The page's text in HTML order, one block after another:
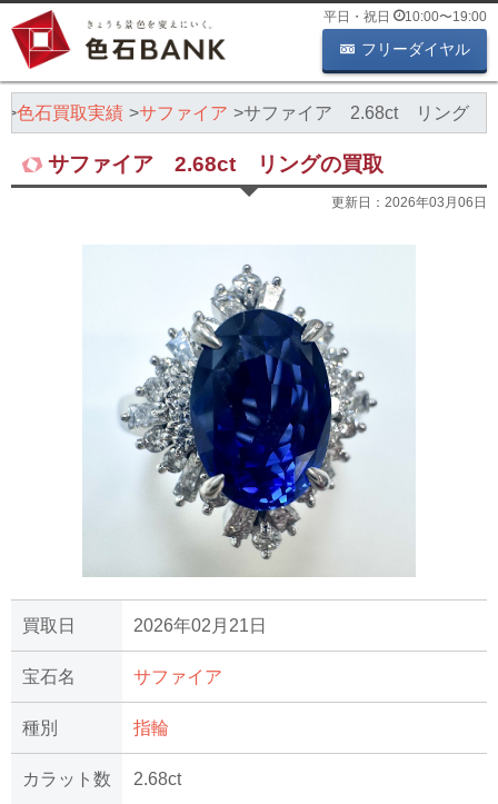
平日・祝日 10:00〜19:00
フリーダイヤル
色石買取実績 サファイア サファイア 2.68ct リング
サファイア 2.68ct リングの買取
更新日： 2026年03月06日
買取日 2026年02月21日
宝石名 サファイア
種別 指輪
カラット数 2.68ct